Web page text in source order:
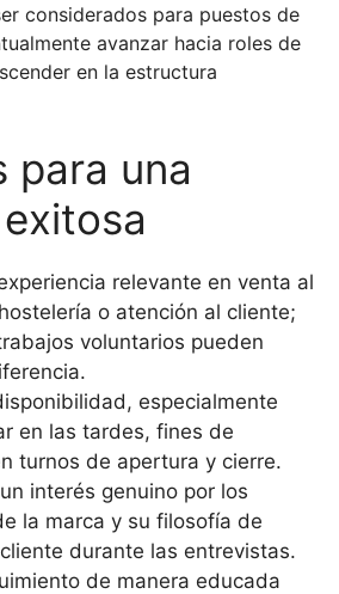
considerados para puestos de
avanzar hacia roles de
en la estructura
para una
relevante en venta al
o atención al cliente;
voluntarios pueden
especialmente
en las tardes, fines de
turnos de apertura y cierre.
interés genuino por los
la marca y su filosofía de
durante las entrevistas.
de manera educada